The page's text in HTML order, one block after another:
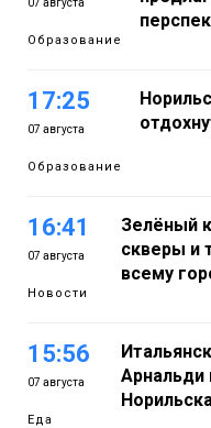
07 августа
Образование
17:25
07 августа
Образование
16:41
07 августа
Новости
Зелёный
скверы и
всему
15:56
07 августа
Еда
Арнальди
Норильска